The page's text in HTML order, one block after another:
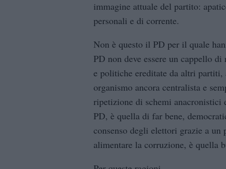
immagine attuale del partito:
personali e di corrente.
Non è questo il PD per il quale
PD non deve essere un cappello
e politiche ereditate da altri
organismo ancora centralista e
ripetizione di schemi anacronistici
PD, è quella di far bene,
consenso degli elettori grazie a
alimentare la corruzione, è quella